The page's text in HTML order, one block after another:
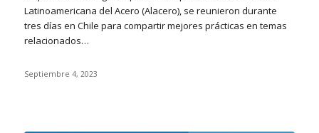
Latinoamericana del Acero (Alacero), se reunieron durante
tres días en Chile para compartir mejores prácticas en temas
relacionados…
Septiembre 4, 2023